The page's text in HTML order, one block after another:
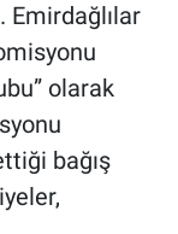
Emirdağlılar
olarak
bağış